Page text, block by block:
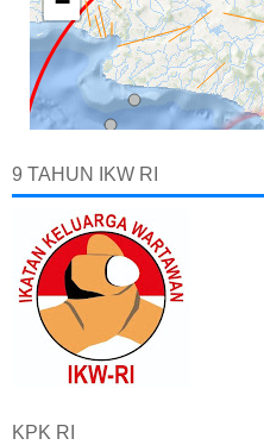
9 TAHUN IKW RI
KPK RI